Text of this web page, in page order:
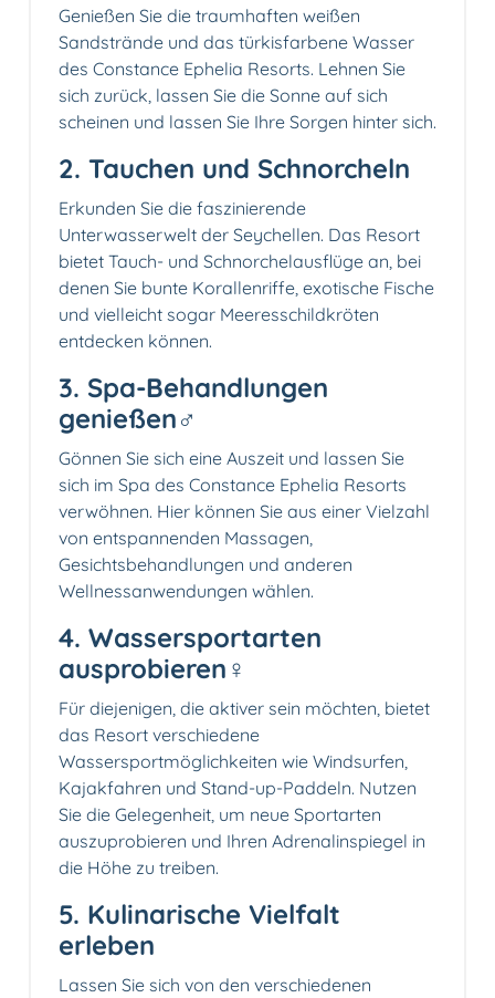
Genießen Sie die traumhaften weißen
Sandstrände und das türkisfarbene Wasser
des Constance Ephelia Resorts. Lehnen Sie
sich zurück, lassen Sie die Sonne auf sich
scheinen und lassen Sie Ihre Sorgen hinter sich.
2. Tauchen und Schnorcheln
Erkunden Sie die faszinierende
Unterwasserwelt der Seychellen. Das Resort
bietet Tauch- und Schnorchelausflüge an, bei
denen Sie bunte Korallenriffe, exotische Fische
und vielleicht sogar Meeresschildkröten
entdecken können.
3. Spa-Behandlungen
genießen‍♂️
Gönnen Sie sich eine Auszeit und lassen Sie
sich im Spa des Constance Ephelia Resorts
verwöhnen. Hier können Sie aus einer Vielzahl
von entspannenden Massagen,
Gesichtsbehandlungen und anderen
Wellnessanwendungen wählen.
4. Wassersportarten
ausprobieren‍♀️
Für diejenigen, die aktiver sein möchten, bietet
das Resort verschiedene
Wassersportmöglichkeiten wie Windsurfen,
Kajakfahren und Stand-up-Paddeln. Nutzen
Sie die Gelegenheit, um neue Sportarten
auszuprobieren und Ihren Adrenalinspiegel in
die Höhe zu treiben.
5. Kulinarische Vielfalt
erleben️
Lassen Sie sich von den verschiedenen